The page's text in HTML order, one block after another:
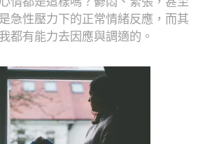
急性壓力下的正常情緒反應，而其
都有能力去因應與調適的。